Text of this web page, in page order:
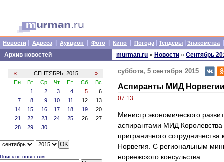
Новости Адреса Аукцион Фото Кино Погода Тендеры Знакомства
Архив новостей
« СЕНТЯБРЬ, 2015
»
Пн
Вт Ср Чт Пт Сб
Вс
1
2 3 4 5
6
7
8 9 10 11 12
13
14
15 16 17 18 19
20
21
22 23 24 25 26
27
28
29 30
Поиск по новостям:
murman.ru » Новости » Сентябрь
суббота, 5 сентября 2015
Аспиранты МИД
07:13
Министр экономического
аспирантами МИД Королевства
приграничного
Норвегия. С региональным
норвежского консульства.